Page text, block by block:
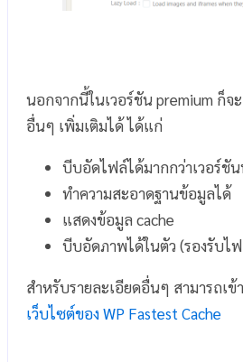
นอกจากนี้ในเวอร์ชัน premium ก็จ
อื่นๆ เพิ่มเติมได้ ได้แก่
บีบอัดไฟล์ได้มากกว่าเวอร์ชั
ทำความสะอาดฐานข้อมูลได้
แสดงข้อมูล cache
บีบอัดภาพได้ในตัว (รองรับไ
สำหรับรายละเอียดอื่นๆ สามารถเ
เว็บไซต์ของ WP Fastest Cache